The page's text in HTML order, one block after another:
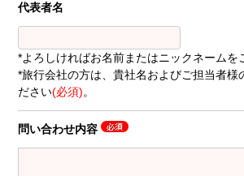
代表者名
*よろしければお名前またはニックネームを
*旅行会社の方は、貴社名およびご担当者様
ださい(必須)。
問い合わせ内容